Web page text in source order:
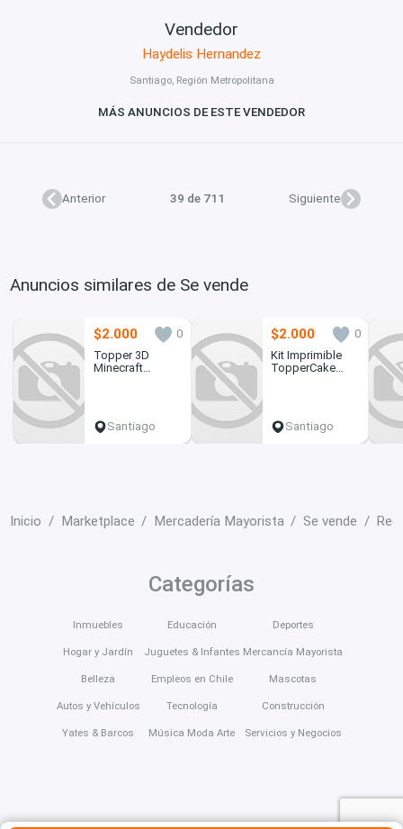
Vendedor
Haydelis Hernandez
Santiago, Región Metropolitana
MÁS ANUNCIOS DE ESTE VENDEDOR
Anterior 39 de 711 Siguiente
Anuncios similares de Se vende
$2.000
0
Topper 3D
Minecraft
Santiago
$2.000
0
Kit Imprimible
TopperCake
Santiago
Inicio Marketplace Mercadería Mayorista Se vende
Categorías
Inmuebles
Hogar y Jardín
Belleza
Autos y Vehículos
Yates & Barcos
Educación
Juguetes & Infantes
Empleos en Chile
Tecnología
Música Moda Arte
Deportes
Mercancía Mayorista
Mascotas
Construcción
Servicios y Negocios